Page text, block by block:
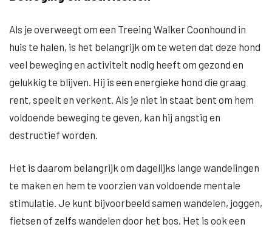
Als je overweegt om een Treeing Walker Coonhound in
huis te halen, is het belangrijk om te weten dat deze hond
veel beweging en activiteit nodig heeft om gezond en
gelukkig te blijven. Hij is een energieke hond die graag
rent, speelt en verkent. Als je niet in staat bent om hem
voldoende beweging te geven, kan hij angstig en
destructief worden.
Het is daarom belangrijk om dagelijks lange wandelingen
te maken en hem te voorzien van voldoende mentale
stimulatie. Je kunt bijvoorbeeld samen wandelen, joggen,
fietsen of zelfs wandelen door het bos. Het is ook een